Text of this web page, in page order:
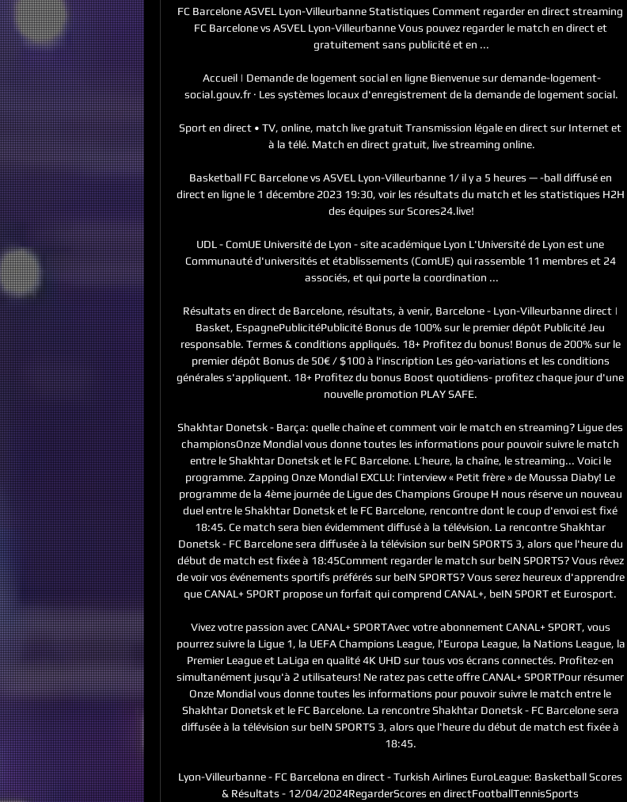
FC Barcelone ASVEL Lyon-Villeurbanne Statistiques Comment regarder en direct streaming
FC Barcelone vs ASVEL Lyon-Villeurbanne Vous pouvez regarder le match en direct et
gratuitement sans publicité et en ...
Accueil | Demande de logement social en ligne Bienvenue sur demande-logement-
social.gouv.fr · Les systèmes locaux d'enregistrement de la demande de logement social.
Sport en direct • TV, online, match live gratuit Transmission légale en direct sur Internet et
à la télé. Match en direct gratuit, live streaming online.
Basketball FC Barcelone vs ASVEL Lyon-Villeurbanne 1/ il y a 5 heures — -ball diffusé en
direct en ligne le 1 décembre 2023 19:30, voir les résultats du match et les statistiques H2H
des équipes sur Scores24.live!
UDL - ComUE Université de Lyon - site académique Lyon L'Université de Lyon est une
Communauté d'universités et établissements (ComUE) qui rassemble 11 membres et 24
associés, et qui porte la coordination ...
Résultats en direct de Barcelone, résultats, à venir, Barcelone - Lyon-Villeurbanne direct |
Basket, EspagnePublicitéPublicité Bonus de 100% sur le premier dépôt Publicité Jeu
responsable. Termes & conditions appliqués. 18+ Profitez du bonus! Bonus de 200% sur le
premier dépôt Bonus de 50€ / $100 à l'inscription Les géo-variations et les conditions
générales s'appliquent. 18+ Profitez du bonus Boost quotidiens- profitez chaque jour d'une
nouvelle promotion PLAY SAFE.
Shakhtar Donetsk - Barça: quelle chaîne et comment voir le match en streaming? Ligue des
championsOnze Mondial vous donne toutes les informations pour pouvoir suivre le match
entre le Shakhtar Donetsk et le FC Barcelone. L’heure, la chaîne, le streaming... Voici le
programme. Zapping Onze Mondial EXCLU: l’interview « Petit frère » de Moussa Diaby! Le
programme de la 4ème journée de Ligue des Champions Groupe H nous réserve un nouveau
duel entre le Shakhtar Donetsk et le FC Barcelone, rencontre dont le coup d'envoi est fixé
18:45. Ce match sera bien évidemment diffusé à la télévision. La rencontre Shakhtar
Donetsk - FC Barcelone sera diffusée à la télévision sur beIN SPORTS 3, alors que l'heure du
début de match est fixée à 18:45Comment regarder le match sur beIN SPORTS? Vous rêvez
de voir vos événements sportifs préférés sur beIN SPORTS? Vous serez heureux d'apprendre
que CANAL+ SPORT propose un forfait qui comprend CANAL+, beIN SPORT et Eurosport.
Vivez votre passion avec CANAL+ SPORTAvec votre abonnement CANAL+ SPORT, vous
pourrez suivre la Ligue 1, la UEFA Champions League, l'Europa League, la Nations League, la
Premier League et LaLiga en qualité 4K UHD sur tous vos écrans connectés. Profitez-en
simultanément jusqu'à 2 utilisateurs! Ne ratez pas cette offre CANAL+ SPORTPour résumer
Onze Mondial vous donne toutes les informations pour pouvoir suivre le match entre le
Shakhtar Donetsk et le FC Barcelone. La rencontre Shakhtar Donetsk - FC Barcelone sera
diffusée à la télévision sur beIN SPORTS 3, alors que l'heure du début de match est fixée à
18:45.
Lyon-Villeurbanne - FC Barcelona en direct - Turkish Airlines EuroLeague: Basketball Scores
& Résultats - 12/04/2024RegarderScores en directFootballTennisSports